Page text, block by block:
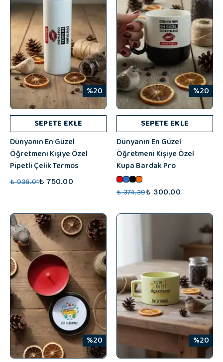
%20
SEPETE EKLE
Dünyanın En Güzel
Öğretmeni Kişiye Özel
Pipetli Çelik Termos
₺ 936.01₺ 750.00
%20
SEPETE EKLE
Dünyanın En Güzel
Öğretmeni Kişiye Özel
Kupa Bardak Pro
₺ 374.39₺ 300.00
%20 %20